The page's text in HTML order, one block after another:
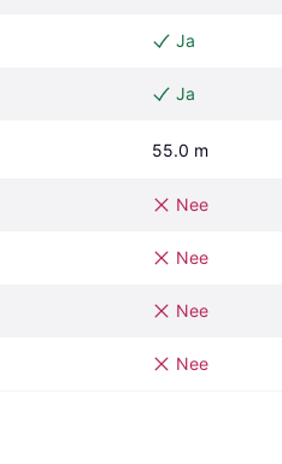
Ja
Ja
55.0 m
Nee
Nee
Nee
Nee